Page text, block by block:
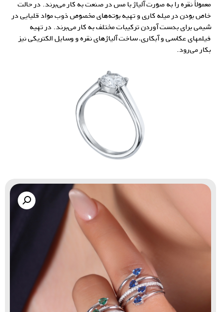
معمولاً نقره را به صورت آلیاژ با مس در صنعت به کار می‌برند. در حالت
خاص بودن در میله کاری و تهیه بوته‌های مخصوص ذوب مواد قلیایی در
شیمی برای بدست آوردن ترکیبات مختلف به کار می‌برند. در تهیه
فیلمهای عکاسی و آبکاری، ساختآلیاژهای نقرهو وسایل الکتریکی نیز
بکار می‌رود.
گالری زاب سیلور